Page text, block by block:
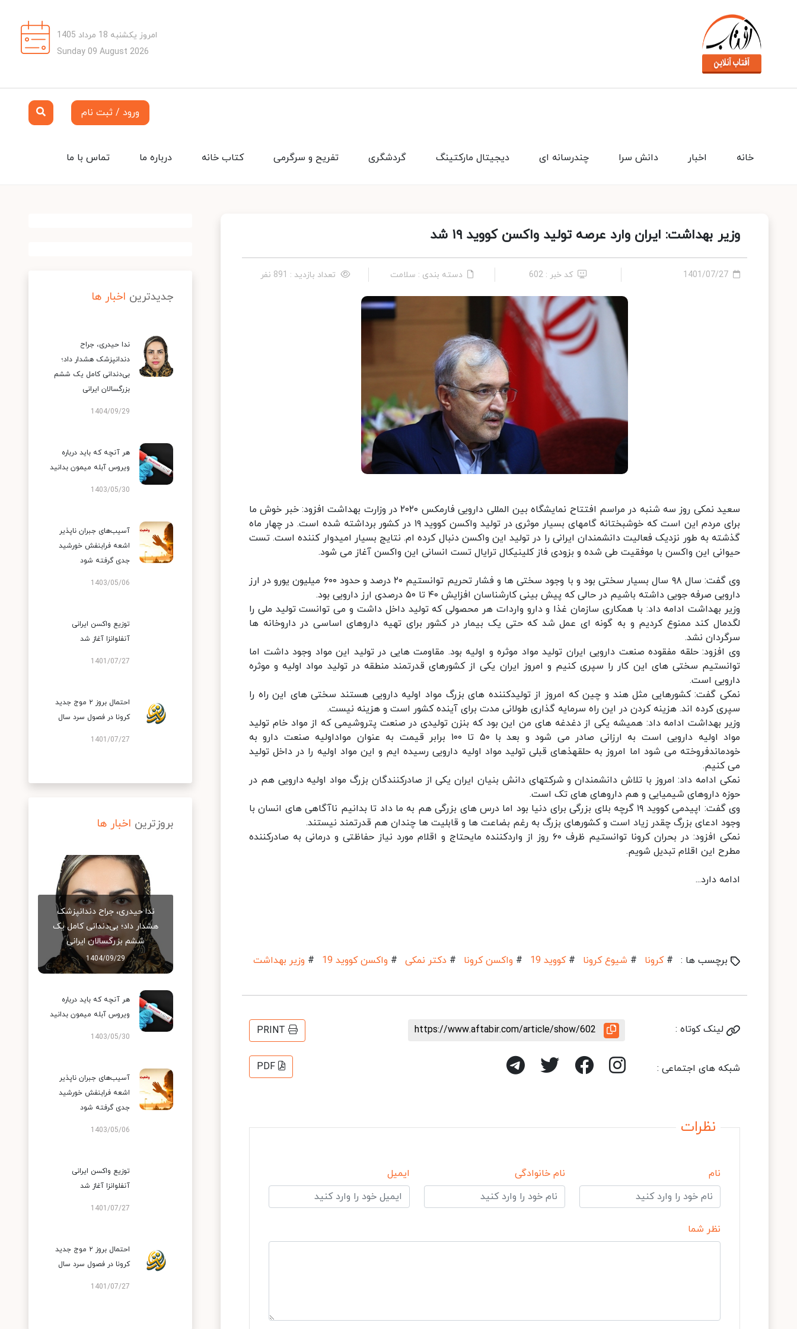
امروز یکشنبه 18 مرداد 1405
Sunday 09 August 2026
ورود / ثبت نام
تماس با ما درباره ما کتاب خانه تفریح و سرگرمی گردشگری دیجیتال مارکتینگ چندرسانه ای دانش سرا اخبار خانه
وزیر بهداشت: ایران وارد عرصه تولید واکسن کووید ۱۹ شد
1401/07/27 کد خبر : 602 دسته بندی : سلامت تعداد بازدید : 891 نفر
سعید نمکی روز سه شنبه در مراسم افتتاح نمایشگاه بین المللی دارویی فارمکس ۲۰۲۰ در وزارت بهداشت افزود: خبر خوش ما
برای مردم این است که خوشبختانه گامهای بسیار موثری در تولید واکسن کووید ۱۹ در کشور برداشته شده است. در چهار ماه
گذشته به طور نزدیک فعالیت دانشمندان ایرانی را در تولید این واکسن دنبال کرده ام. نتایج بسیار امیدوار کننده است. تست
حیوانی این واکسن با موفقیت طی شده و بزودی فاز کلینیکال ترایال تست انسانی این واکسن آغاز می شود.
وی گفت: سال ۹۸ سال بسیار سختی بود و با وجود سختی ها و فشار تحریم توانستیم ۲۰ درصد و حدود ۶۰۰ میلیون یورو در ارز
دارویی صرفه جویی داشته باشیم در حالی که پیش بینی کارشناسان افزایش ۴۰ تا ۵۰ درصدی ارز دارویی بود.
وزیر بهداشت ادامه داد: با همکاری سازمان غذا و دارو واردات هر محصولی که تولید داخل داشت و می توانست تولید ملی را
لگدمال کند ممنوع کردیم و به گونه ای عمل شد که حتی یک بیمار در کشور برای تهیه داروهای اساسی در داروخانه ها
سرگردان نشد.
وی افزود: حلقه مفقوده صنعت دارویی ایران تولید مواد موثره و اولیه بود. مقاومت هایی در تولید این مواد وجود داشت اما
توانستیم سختی های این کار را سپری کنیم و امروز ایران یکی از کشورهای قدرتمند منطقه در تولید مواد اولیه و موثره
دارویی است.
نمکی گفت: کشورهایی مثل هند و چین که امروز از تولیدکننده های بزرگ مواد اولیه دارویی هستند سختی های این راه را
سپری کرده اند. هزینه کردن در این راه سرمایه گذاری طولانی مدت برای آینده کشور است و هزینه نیست.
وزیر بهداشت ادامه داد: همیشه یکی از دغدغه های من این بود که بنزن تولیدی در صنعت پتروشیمی که از مواد خام تولید
مواد اولیه دارویی است به ارزانی صادر می شود و بعد با ۵۰ تا ۱۰۰ برابر قیمت به عنوان مواداولیه صنعت دارو به
خودماندفروخته می شود اما امروز به حلقهذهای قبلی تولید مواد اولیه دارویی رسیده ایم و این مواد اولیه را در داخل تولید
می کنیم.
نمکی ادامه داد: امروز با تلاش دانشمندان و شرکتهای دانش بنیان ایران یکی از صادرکنندگان بزرگ مواد اولیه دارویی هم در
حوزه داروهای شیمیایی و هم داروهای های تک است.
وی گفت: اپیدمی کووید ۱۹ گرچه بلای بزرگی برای دنیا بود اما درس های بزرگی هم به ما داد تا بدانیم ناآگاهی های انسان با
وجود ادعای بزرگ چقدر زیاد است و کشورهای بزرگ به رغم بضاعت ها و قابلیت ها چندان هم قدرتمند نیستند.
نمکی افزود: در بحران کرونا توانستیم ظرف ۶۰ روز از واردکننده مایحتاج و اقلام مورد نیاز حفاظتی و درمانی به صادرکننده
مطرح این اقلام تبدیل شویم.
ادامه دارد...
برچسب ها : # کرونا # شیوع کرونا # کووید 19 # واکسن کرونا # دکتر نمکی # واکسن کووید 19 # وزیر بهداشت
لینک کوتاه : https://www.aftabir.com/article/show/602
PRINT
شبکه های اجتماعی : PDF
نظرات
نام نام خانوادگی ایمیل
نظر شما
جدیدترین اخبار ها
ندا حیدری، جراح
دندانپزشک هشدار داد؛
بی‌دندانی کامل یک ششم
بزرگسالان ایرانی
1404/09/29
هر آنچه که باید درباره
ویروس آبله میمون بدانید
1403/05/30
آسیب‌های جبران ناپذیر
اشعه فرابنفش خورشید
جدی گرفته شود
1403/05/06
توزیع واکسن ایرانی
آنفلوانزا آغاز شد
1401/07/27
احتمال بروز ۲ موج جدید
کرونا در فصول سرد سال
1401/07/27
بروزترین اخبار ها
ندا حیدری، جراح دندانپزشک
هشدار داد؛ بی‌دندانی کامل یک
ششم بزرگسالان ایرانی
1404/09/29
هر آنچه که باید درباره
ویروس آبله میمون بدانید
1403/05/30
آسیب‌های جبران ناپذیر
اشعه فرابنفش خورشید
جدی گرفته شود
1403/05/06
توزیع واکسن ایرانی
آنفلوانزا آغاز شد
1401/07/27
احتمال بروز ۲ موج جدید
کرونا در فصول سرد سال
1401/07/27